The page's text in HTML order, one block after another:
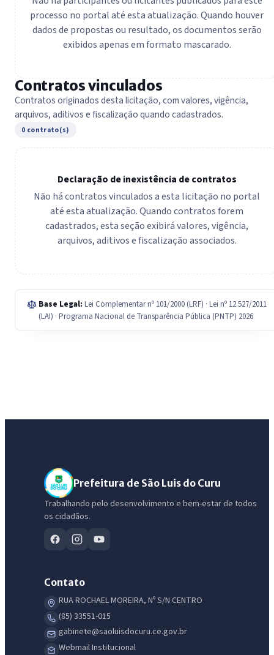
processo no portal até esta atualização. Quando houver
dados de propostas ou resultado, os documentos serão
exibidos apenas em formato mascarado.
Contratos vinculados
Contratos originados desta licitação, com valores, vigência,
arquivos, aditivos e fiscalização quando cadastrados.
0 contrato(s)
Declaração de inexistência de contratos
Não há contratos vinculados a esta licitação no portal
até esta atualização. Quando contratos forem
cadastrados, esta seção exibirá valores, vigência,
arquivos, aditivos e fiscalização associados.
Base Legal: Lei Complementar nº 101/2000 (LRF) · Lei nº 12.527/2011
(LAI) · Programa Nacional de Transparência Pública (PNTP) 2026
Prefeitura de São Luis do Curu
Trabalhando pelo desenvolvimento e bem-estar de todos
os cidadãos.
Contato
RUA ROCHAEL MOREIRA, Nº S/N CENTRO
(85) 33551-015
gabinete@saoluisdocuru.ce.gov.br
Webmail Institucional